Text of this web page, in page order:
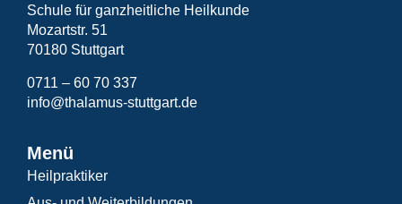
Schule für ganzheitliche Heilkunde
Mozartstr. 51
70180 Stuttgart
0711 – 60 70 337
info@thalamus-stuttgart.de
Menü
Heilpraktiker